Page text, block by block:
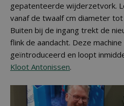
gepatenteerde wijderzetvork.
vanaf de twaalf cm diameter
Buiten bij de ingang trekt de
flink de aandacht. Deze
geïntroduceerd en loopt
Kloot Antonissen.